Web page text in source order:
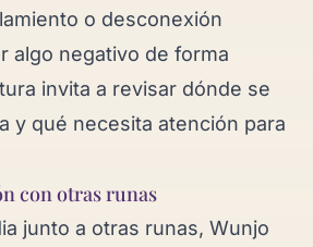
o desconexión
algo negativo de forma
invita a revisar dónde se
y qué necesita atención para
con otras runas
junto a otras runas, Wunjo